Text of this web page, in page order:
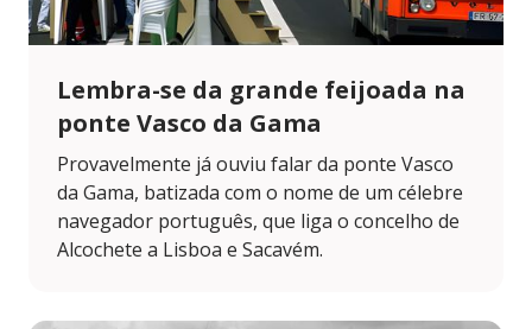
Lembra-se da grande feijoada na
ponte Vasco da Gama
Provavelmente já ouviu falar da ponte Vasco
da Gama, batizada com o nome de um célebre
navegador português, que liga o concelho de
Alcochete a Lisboa e Sacavém.